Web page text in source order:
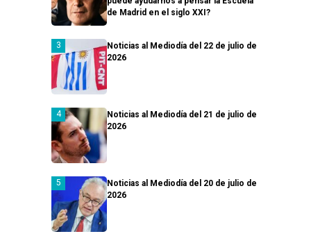
de Madrid en el siglo XXI?
Noticias al Mediodía del 22 de julio de
2026
Noticias al Mediodía del 21 de julio de
2026
Noticias al Mediodía del 20 de julio de
2026